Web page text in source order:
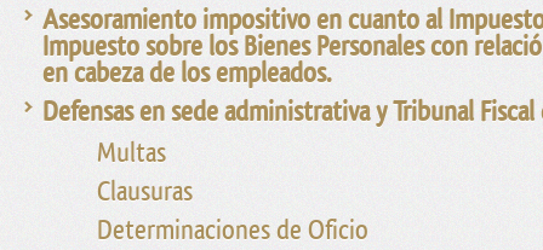
Asesoramiento impositivo en cuanto al Impuesto
Impuesto sobre los Bienes Personales con
en cabeza de los empleados.
Defensas en sede administrativa y Tribunal
Multas
Clausuras
Determinaciones de Oficio